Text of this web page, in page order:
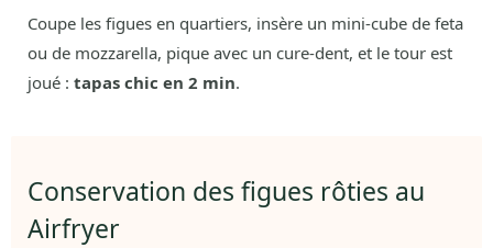
Coupe les figues en quartiers, insère un mini-cube de feta
ou de mozzarella, pique avec un cure-dent, et le tour est
joué : tapas chic en 2 min.
Conservation des figues rôties au
Airfryer